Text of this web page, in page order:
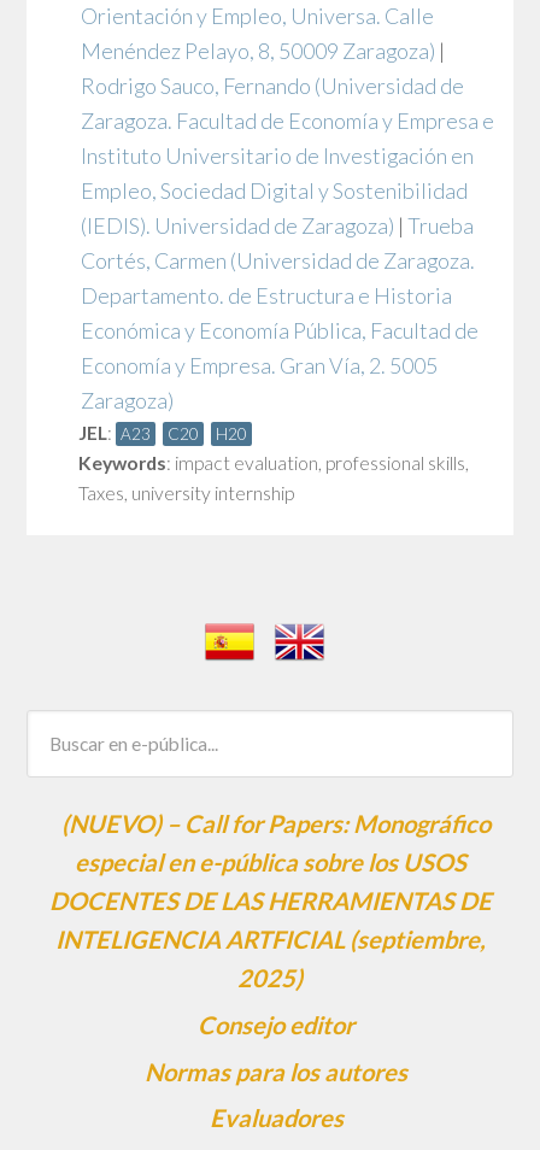
Orientación y Empleo, Universa. Calle
Menéndez Pelayo, 8, 50009 Zaragoza) |
Rodrigo Sauco, Fernando (Universidad de
Zaragoza. Facultad de Economía y Empresa e
Instituto Universitario de Investigación en
Empleo, Sociedad Digital y Sostenibilidad
(IEDIS). Universidad de Zaragoza) |Trueba
Cortés, Carmen (Universidad de Zaragoza.
Departamento. de Estructura e Historia
Económica y Economía Pública, Facultad de
Economía y Empresa. Gran Vía, 2. 5005
Zaragoza)
JEL: A23 C20 H20
Keywords: impact evaluation, professional skills,
Taxes, university internship
(NUEVO) – Call for Papers: Monográfico
especial en e-pública sobre los USOS
DOCENTES DE LAS HERRAMIENTAS DE
INTELIGENCIA ARTFICIAL (septiembre,
2025)
Consejo editor
Normas para los autores
Evaluadores